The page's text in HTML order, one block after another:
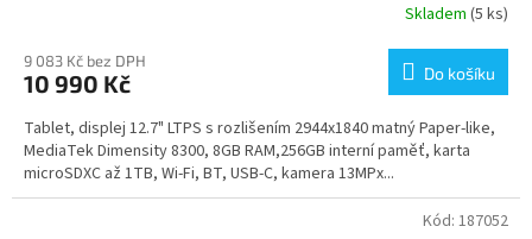
Skladem (5 ks)
9 083 Kč bez DPH
10 990 Kč Do košíku
Tablet, displej 12.7" LTPS s rozlišením 2944x1840 matný Paper-like,
MediaTek Dimensity 8300, 8GB RAM,256GB interní paměť, karta
microSDXC až 1TB, Wi-Fi, BT, USB-C, kamera 13MPx...
Kód: 187052